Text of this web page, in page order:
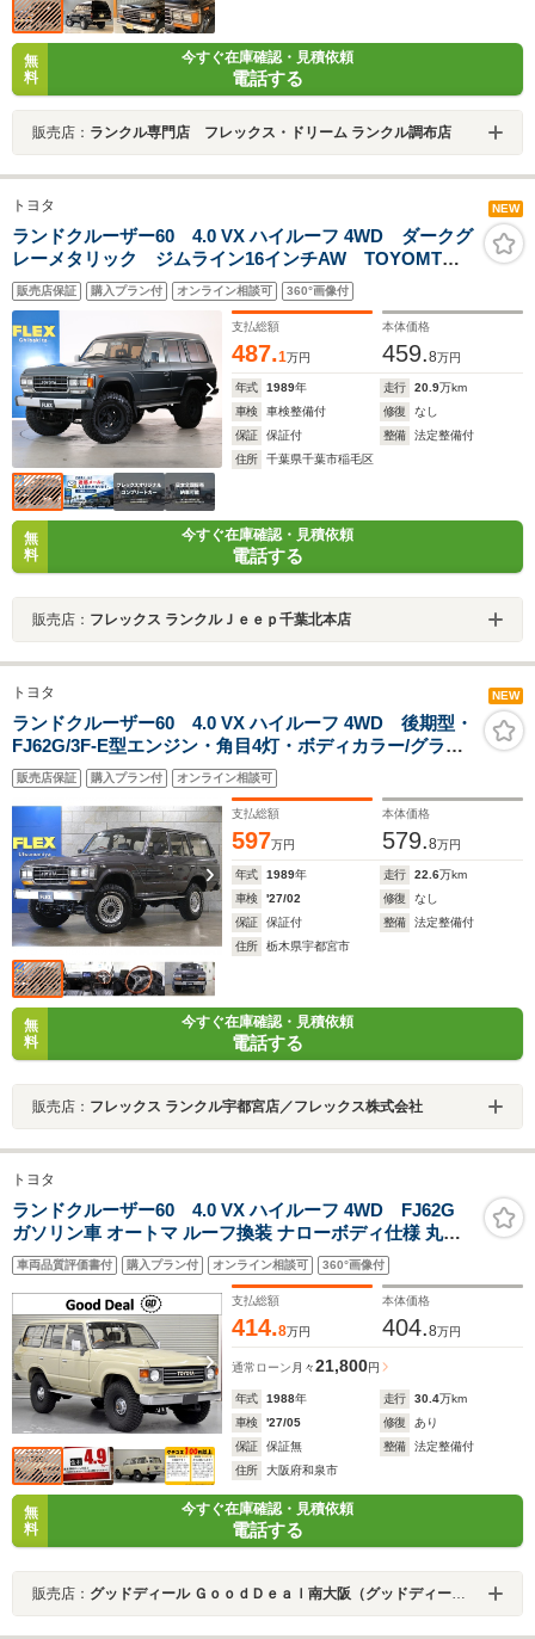
無
料
今すぐ在庫確認・見積依頼
電話する
販売店： ランクル専門店 フレックス・ドリーム ランクル調布店
トヨタ NEW
ランドクルーザー60 4.0 VX ハイルーフ 4WD ダークグ
レーメタリック ジムライン16インチAW TOYOMTタ
イヤ カロッツェリア製7インチナビ バックカメラ
ETC リフトアップ 純正ステアリング 砲弾マフラ
ー ヒッチメンバー
販売店保証 購入プラン付 オンライン相談可 360°画像付
支払総額
487.1万円
本体価格
459.8万円
年式 1989年 走行 20.9万km
車検
車検整備付 修復
なし
保証
保証付 整備
法定整備付
住所
千葉県千葉市稲毛区
無
料
今すぐ在庫確認・見積依頼
電話する
販売店： フレックス ランクルＪｅｅｐ千葉北本店
トヨタ NEW
ランドクルーザー60 4.0 VX ハイルーフ 4WD 後期型・
FJ62G/3F-E型エンジン・角目4灯・ボディカラー/グラナ
イトクリスタルメタリック・平屋根換装・DEANカルフォ
ルニアシルバー・BFGodrich 235/85/16・ALPINE 11
インチディスプレイオーディオ
販売店保証 購入プラン付 オンライン相談可
支払総額
597万円
本体価格
579.8万円
年式 1989年 走行 22.6万km
車検
'27/02 修復
なし
保証
保証付 整備
法定整備付
住所
栃木県宇都宮市
無
料
今すぐ在庫確認・見積依頼
電話する
販売店： フレックス ランクル宇都宮店／フレックス株式会社
トヨタ
ランドクルーザー60 4.0 VX ハイルーフ 4WD FJ62G
ガソリン車 オートマ ルーフ換装 ナローボディ仕様 丸目
換装 リフトアップ公認済み ヒッチメンバー シートカバー
1ナンバー登録
車両品質評価書付 購入プラン付 オンライン相談可 360°画像付
支払総額
414.8万円
本体価格
404.8万円
通常ローン 月々21,800円
年式 1988年 走行 30.4万km
車検
'27/05 修復
あり
保証
保証無 整備
法定整備付
住所
大阪府和泉市
無
料
今すぐ在庫確認・見積依頼
電話する
販売店： グッドディール ＧｏｏｄＤｅａｌ南大阪（グッドディール）／有限会社ムラタ商事